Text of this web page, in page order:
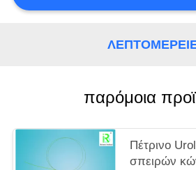
παρόμοια
Πέτρινο
σπειρών